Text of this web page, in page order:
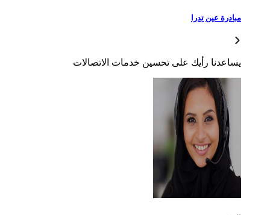
عين تِدرا
رأيك على تحسين خدمات الاتصالات